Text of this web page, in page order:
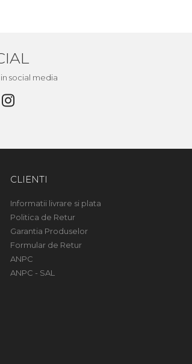
social media
CLIENTI
Informatii livrare si plata
Politica de Retur
Garantia Produselor
Formular de Retur
ANPC
ANPC - SAL